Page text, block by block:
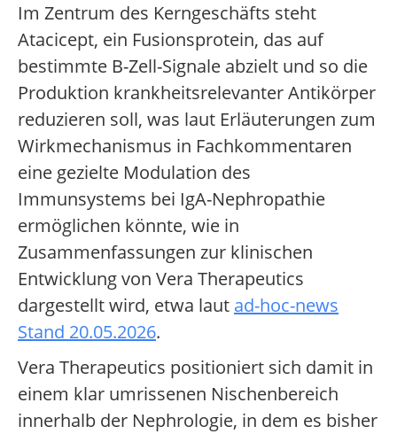
Im Zentrum des Kerngeschäfts steht
Atacicept, ein Fusionsprotein, das auf
bestimmte B-Zell-Signale abzielt und so die
Produktion krankheitsrelevanter Antikörper
reduzieren soll, was laut Erläuterungen zum
Wirkmechanismus in Fachkommentaren
eine gezielte Modulation des
Immunsystems bei IgA-Nephropathie
ermöglichen könnte, wie in
Zusammenfassungen zur klinischen
Entwicklung von Vera Therapeutics
dargestellt wird, etwa laut ad-hoc-news
Stand 20.05.2026.
Vera Therapeutics positioniert sich damit in
einem klar umrissenen Nischenbereich
innerhalb der Nephrologie, in dem es bisher